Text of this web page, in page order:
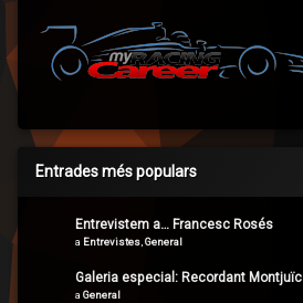
Entrades més populars
Entrevistem a… Francesc Rosés
a Entrevistes General
Galeria especial: Recordant Montjuïc
a General